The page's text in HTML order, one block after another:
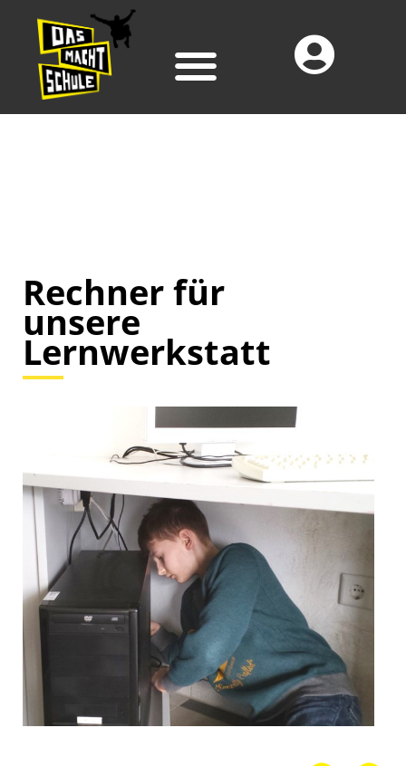
Rechner für
unsere
Lernwerkstatt